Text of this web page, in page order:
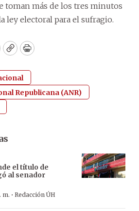
toman más de los tres minutos
ley electoral para el sufragio.
CopyPrint
Republicana (ANR)
el título de
al senador
m. · Redacción ÚH